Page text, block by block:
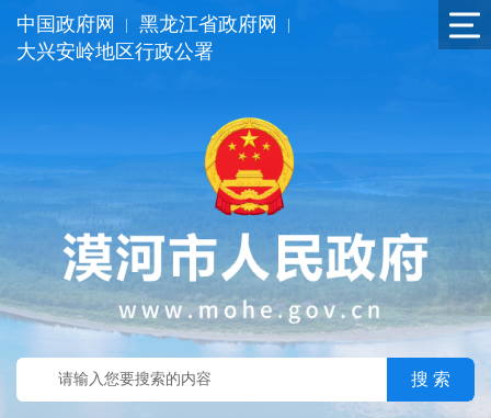
中国政府网 黑龙江省政府网
大兴安岭地区行政公署
搜 索